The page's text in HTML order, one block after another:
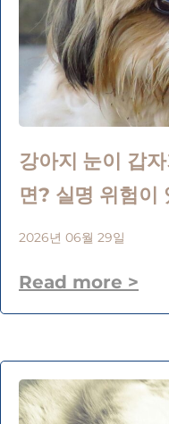
강아지 눈이 갑
면? 실명 위험이
2026년 06월 29일
Read more >